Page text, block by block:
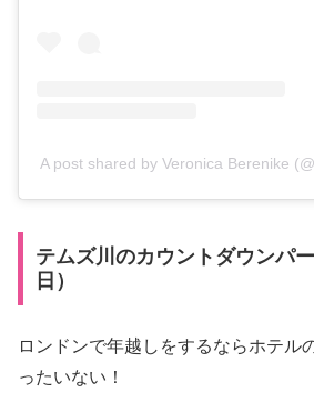
A post shared by Veronica Berenike
テムズ川のカウントダウンパ
日）
ロンドンで年越しをするならホテル
ったいない！